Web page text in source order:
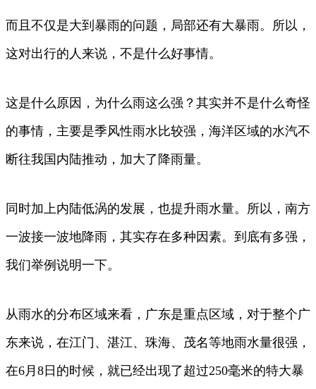
而且不仅是大到暴雨的问题，局部还有大暴雨。所以，
这对出行的人来说，不是什么好事情。
这是什么原因，为什么雨这么强？其实并不是什么奇怪
的事情，主要是季风性雨水比较强，海洋区域的水汽不
断往我国内陆推动，加大了降雨量。
同时加上内陆低涡的发展，也提升雨水量。所以，南方
一波接一波地降雨，其实存在多种因素。到底有多强，
我们举例说明一下。
从雨水的分布区域来看，广东是重点区域，对于整个广
东来说，在江门、湛江、珠海、茂名等地雨水量很强，
在6月8日的时候，就已经出现了超过250毫米的特大暴